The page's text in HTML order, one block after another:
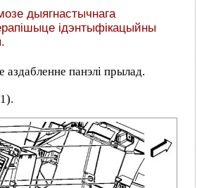
дыягнастычнага
ідэнтыфікацыйны
аздабленне панэлі прылад.